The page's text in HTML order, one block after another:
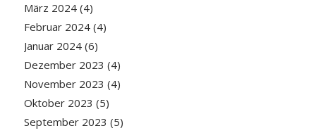
März 2024(4)
Februar 2024(4)
Januar 2024(6)
Dezember 2023 (4)
November 2023 (4)
Oktober 2023 (5)
September 2023 (5)